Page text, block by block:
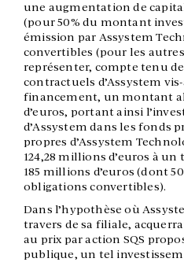
une augmentation de
(pour 50% du montant
émission par Assystem
convertibles (pour les
représenter, compte tenu
contractuels d’Assystem
financement, un montant
d’euros, portant ainsi
d’Assystem dans les fonds
propres d’Assystem
124,28 millions d’euros à
185 millions d’euros (dont
obligations convertibles).
Dans l’hypothèse où
travers de sa filiale,
au prix par action SQS
publique, un tel